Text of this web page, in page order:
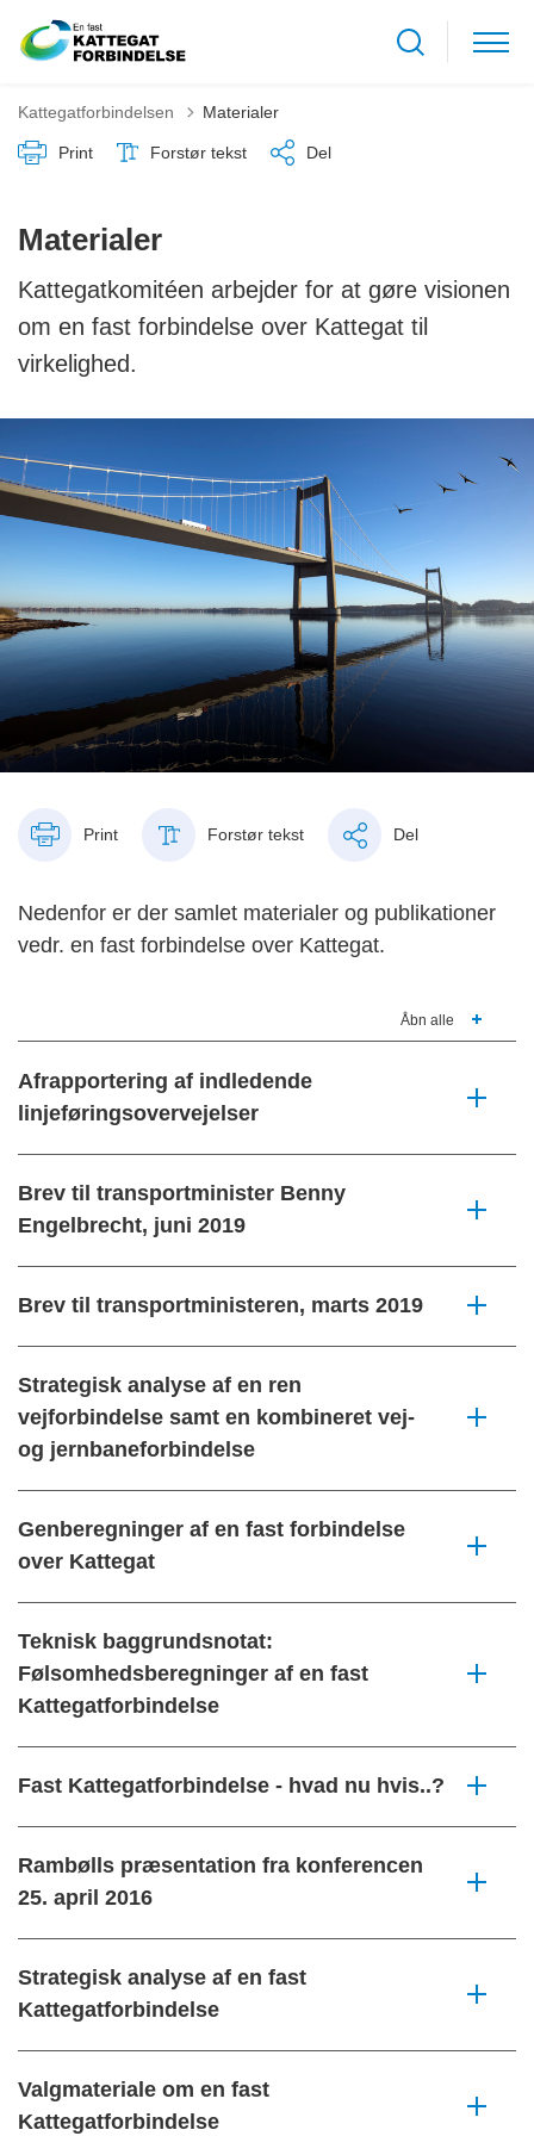
Kattegatforbindelsen Materialer
Print Forstør tekst Del
Materialer
Kattegatkomitéen arbejder for at gøre visionen
om en fast forbindelse over Kattegat til
virkelighed.
Print Forstør tekst Del
Nedenfor er der samlet materialer og publikationer
vedr. en fast forbindelse over Kattegat.
Åbn alle
Afrapportering af indledende
linjeføringsovervejelser
Brev til transportminister Benny
Engelbrecht, juni 2019
Brev til transportministeren, marts 2019
Strategisk analyse af en ren
vejforbindelse samt en kombineret vej-
og jernbaneforbindelse
Genberegninger af en fast forbindelse
over Kattegat
Teknisk baggrundsnotat:
Følsomhedsberegninger af en fast
Kattegatforbindelse
Fast Kattegatforbindelse - hvad nu hvis..?
Rambølls præsentation fra konferencen
25. april 2016
Strategisk analyse af en fast
Kattegatforbindelse
Valgmateriale om en fast
Kattegatforbindelse